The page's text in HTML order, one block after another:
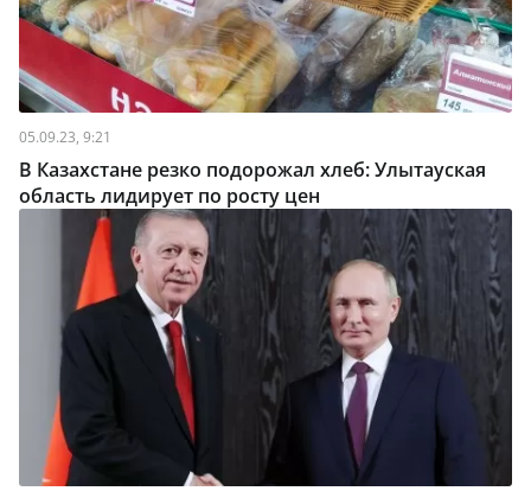
05.09.23, 9:21
В Казахстане резко подорожал хлеб: Улытауская
область лидирует по росту цен